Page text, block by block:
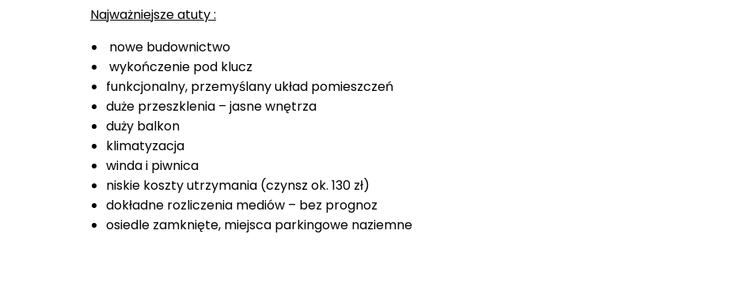
Najważniejsze atuty :
nowe budownictwo
wykończenie pod klucz
funkcjonalny, przemyślany układ pomieszczeń
duże przeszklenia – jasne wnętrza
duży balkon
klimatyzacja
winda i piwnica
niskie koszty utrzymania (czynsz ok. 130 zł)
dokładne rozliczenia mediów – bez prognoz
osiedle zamknięte, miejsca parkingowe naziemne